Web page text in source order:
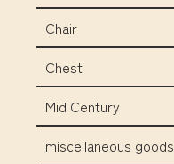
Chair
Chest
Mid Century
miscellaneous goods